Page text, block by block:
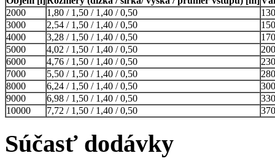
2000
1,80 / 1,50 / 1,40 / 0,50
130
3000
2,54 / 1,50 / 1,40 / 0,50
150
4000
3,28 / 1,50 / 1,40 / 0,50
170
5000
4,02 / 1,50 / 1,40 / 0,50
200
6000
4,76 / 1,50 / 1,40 / 0,50
230
7000
5,50 / 1,50 / 1,40 / 0,50
280
8000
6,24 / 1,50 / 1,40 / 0,50
300
9000
6,98 / 1,50 / 1,40 / 0,50
330
10000
7,72 / 1,50 / 1,40 / 0,50 370
Súčasť dodávky